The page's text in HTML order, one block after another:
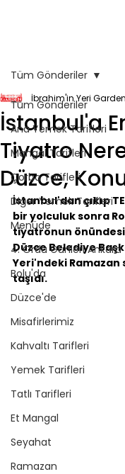
Tüm Gönderiler
Ana Yemek Tarifleri
Mangal Tarifleri
Çorba Tarifleri
Diğer Yemek Tarifleri
Menüde
4. Ordu Günleri Ankara
Bolu'da
Düzce'de
Misafirlerimiz
Kahvaltı Tarifleri
Yemek Tarifleri
Tatlı Tarifleri
Et Mangal
Seyahat
Ramazan
Tüm Gönderiler
İstanbul'a
Tiyatro
Düzce,
İbrahim'in Yeri
İstanbul'dan çıkıp
bir yolculuk sonra
tiyatronun
Düzce Belediye
Yeri'ndeki
taşıdı.